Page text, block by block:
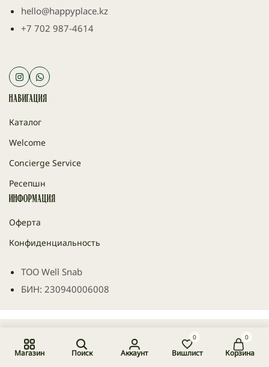
hello@happyplace.kz
+7 702 987-4614
Навигация
Каталог
Welcome
Concierge Service
Ресепшн
Информация
Оферта
Конфиденциальность
ТОО Well Snab
БИН: 230940006008
© 2026 Happy Place Paper, ТОО Well Snab
Магазин Поиск Аккаунт
0
Вишлист
0
Корзина